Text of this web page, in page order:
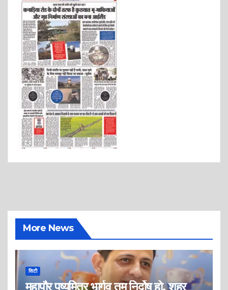
More News
सिटी
महापौर पुष्यमित्र भार्गव तुम निर्दोष हो, शहर